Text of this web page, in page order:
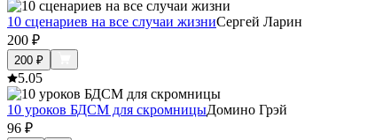
10 сценариев на все случаи жизниСергей Ларин
200 ₽
200 ₽
5.05
10 уроков БДСМ для скромницыДомино Грэй
96 ₽